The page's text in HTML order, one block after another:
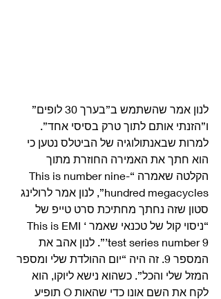
לנון אמר שהשתמש ב”בערך 30 לופים”
ו”הזנתי אותם לתוך טרק בסיסי אחד”.
למרות שבאנתולוגיה של הביטלס נטען כי
הוא חתך את האמירה החוזרת מתוך
הקלטה שאמרה “This is number nine-
hundred megacycles”, לנון אמר לרולינג
סטון שזה נחתך מחתיכת סרט טייפ של
“ניסוי קול של טכנאי שאמר ‘This is EMI
test series number 9’”. לנון אהב את
המספר 9. זה היה “יום ההולדת שלי ומספר
המזל שלי והכל”. כשהוא נישא ליוקו, הוא
לקח את השם אונו כדי שהאות O תופיע